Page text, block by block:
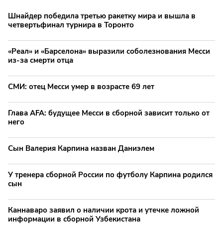
Шнайдер победила третью ракетку мира и вышла в
четвертьфинал турнира в Торонто
«Реал» и «Барселона» выразили соболезнования Месси
из-за смерти отца
СМИ: отец Месси умер в возрасте 69 лет
Глава AFA: будущее Месси в сборной зависит только от
него
Сын Валерия Карпина назван Даниэлем
У тренера сборной России по футболу Карпина родился
сын
Каннаваро заявил о наличии крота и утечке ложной
информации в сборной Узбекистана